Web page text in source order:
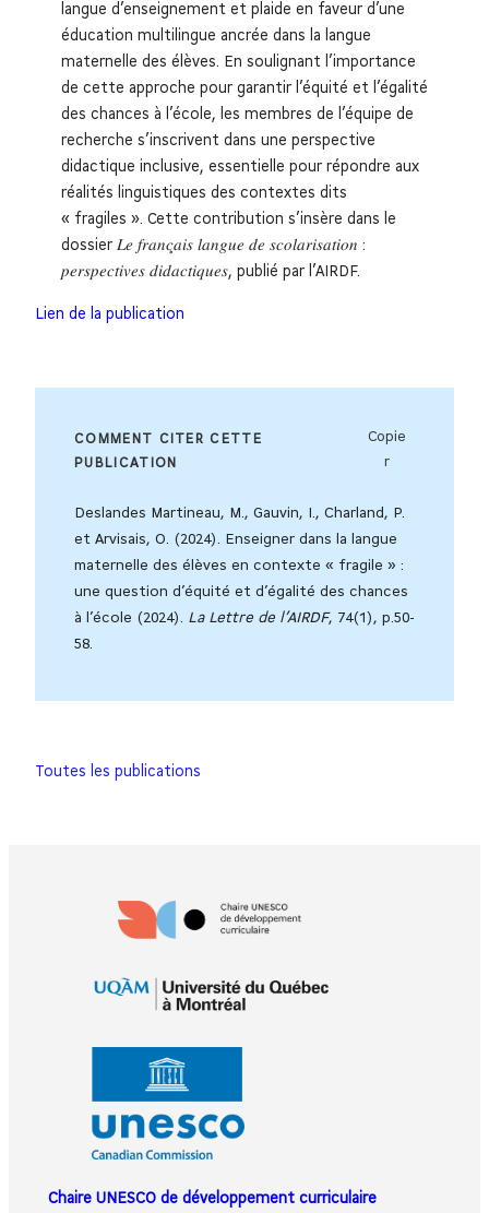
langue d’enseignement et plaide en faveur d’une
éducation multilingue ancrée dans la langue
maternelle des élèves. En soulignant l’importance
de cette approche pour garantir l’équité et l’égalité
des chances à l’école, les membres de l’équipe de
recherche s’inscrivent dans une perspective
didactique inclusive, essentielle pour répondre aux
réalités linguistiques des contextes dits
« fragiles ». Cette contribution s’insère dans le
dossier 𝐿𝑒 𝑓𝑟𝑎𝑛𝑐̧𝑎𝑖𝑠 𝑙𝑎𝑛𝑔𝑢𝑒 𝑑𝑒 𝑠𝑐𝑜𝑙𝑎𝑟𝑖𝑠𝑎𝑡𝑖𝑜𝑛 :
𝑝𝑒𝑟𝑠𝑝𝑒𝑐𝑡𝑖𝑣𝑒𝑠 𝑑𝑖𝑑𝑎𝑐𝑡𝑖𝑞𝑢𝑒𝑠, publié par l’AIRDF.
Lien de la publication
COMMENT CITER CETTE
PUBLICATION
Copie
r
Deslandes Martineau, M., Gauvin, I., Charland, P.
et Arvisais, O. (2024). Enseigner dans la langue
maternelle des élèves en contexte « fragile » :
une question d’équité et d’égalité des chances
à l’école (2024). La Lettre de l’AIRDF, 74(1), p.50-
58.
Toutes les publications
Chaire UNESCO de développement curriculaire